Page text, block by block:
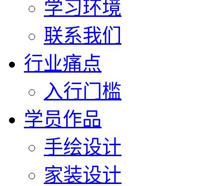
学习环境
联系我们
行业痛点
入行门槛
学员作品
手绘设计
家装设计